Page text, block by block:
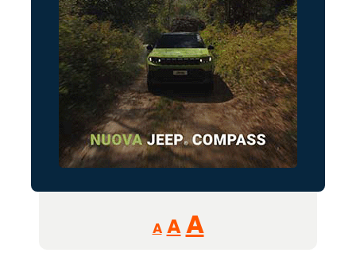
A
Reducir
tamaño
A Restablecer
AAumentar